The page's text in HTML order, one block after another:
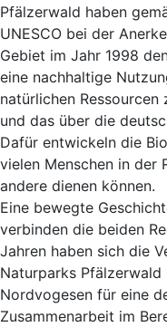
Pfälzerwald haben
UNESCO bei der
Gebiet im Jahr 1998
eine nachhaltige
natürlichen
und das über die
Dafür entwickeln die
vielen Menschen in der
andere dienen können.
Eine bewegte
verbinden die beiden
Jahren haben sich die
Naturparks Pfälzerwald
Nordvogesen für eine
Zusammenarbeit im